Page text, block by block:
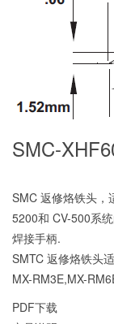
SMC-
SMC 返修烙铁头，
5200和 CV-500系
焊接手柄.
SMTC 返修烙铁头
MX-RM3E,MX-
PDF下载